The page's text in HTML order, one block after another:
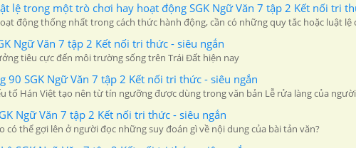
lệ trong một trò chơi hay hoạt động SGK Ngữ Văn 7 tập 2 Kết nối tri
động thống nhất trong cách thức hành động, cần có những quy tắc hoặc luật
Ngữ Văn 7 tập 2 Kết nối tri thức - siêu ngắn
tiêu cực đến môi trường sống trên Trái Đất hiện nay
90 SGK Ngữ Văn 7 tập 2 Kết nối tri thức - siêu ngắn
tố Hán Việt tạo nên từ tín ngưỡng được dùng trong văn bản Lễ rửa làng của
Ngữ Văn 7 tập 2 Kết nối tri thức - siêu ngắn
có thể gợi lên ở người đọc những suy đoán gì về nội dung của bài tản văn?